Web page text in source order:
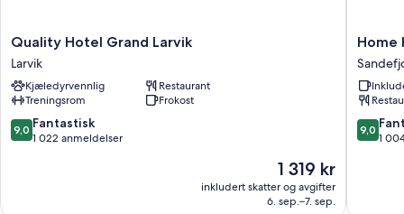
Quality
Hotel
Grand
Larvik
Larvik
Quality Hotel Grand Larvik
Larvik
Kjæledyrvennlig
Restaurant
Treningsrom
Frokost
9.0
av
9,0 Fantastisk
1 022 anmeldelser
Prisen
1 319 kr
1 319 kr
inkludert skatter og avgifter
6. sep.–7. sep.
Home
Hotel
Atlantic
Home
9.0
av
9,0
1